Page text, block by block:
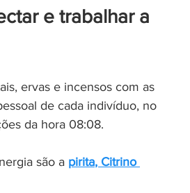
e trabalhar a
ervas e incensos com as
de cada indivíduo, no
da hora 08:08.
são a pirita, Citrino